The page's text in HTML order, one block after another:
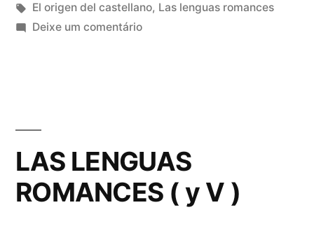
em
Tags:
El origen del castellano, Las lenguas romances
Deixe um comentárioem
LAS LENGUAS
ROMANCES ( y V )